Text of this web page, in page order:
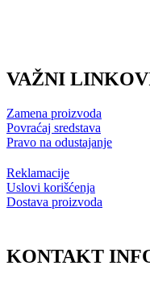
VAŽNI
Zamena proizvoda
Povraćaj sredstava
Pravo na odustajanje
Reklamacije
Uslovi korišćenja
Dostava proizvoda
KONTAKT